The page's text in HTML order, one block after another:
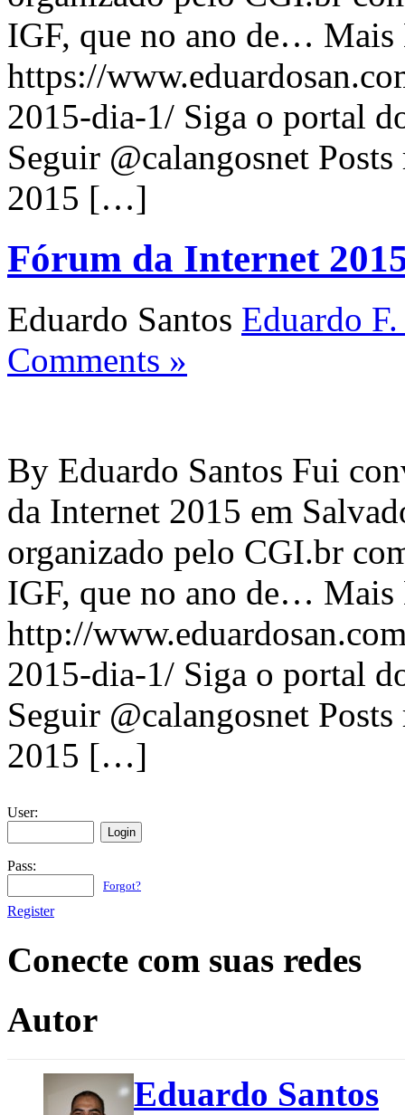
IGF, que no ano de…
https://
2015-dia-1/ Siga o portal
Seguir @calangosnet
2015 […]
Fórum da Internet
Eduardo Santos Eduardo
Comments »
By Eduardo Santos Fui
da Internet 2015 em
organizado pelo CGI.br
IGF, que no ano de…
http://
2015-dia-1/ Siga o portal
Seguir @calangosnet
2015 […]
User:
Pass:
Forgot?
Register
Conecte com suas redes
Autor
Eduardo Santos